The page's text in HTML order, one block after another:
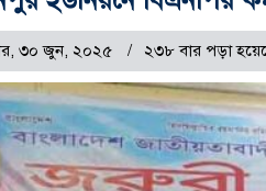
৩০ জুন, ২০২৫ ২৩৮ বার পড়া